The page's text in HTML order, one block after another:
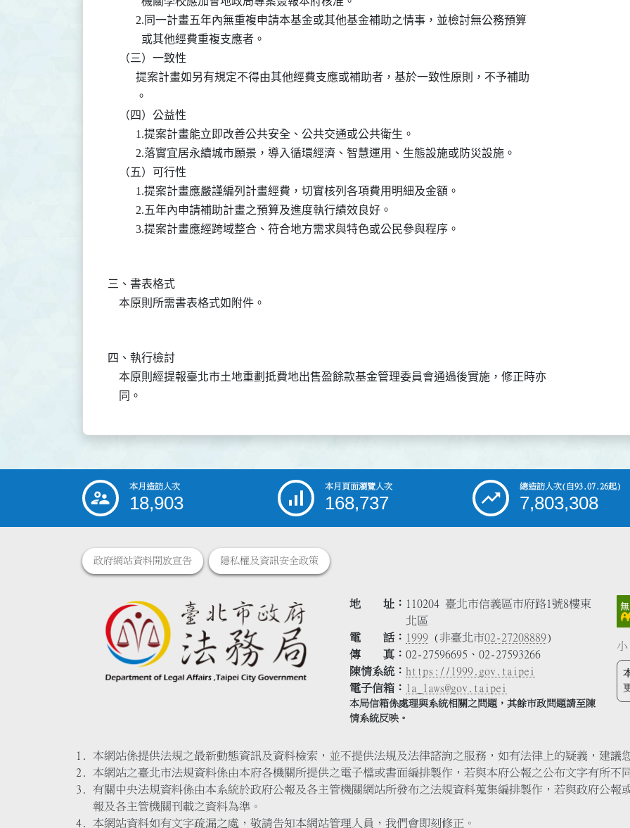
          2.同一計畫五年內無重複申請本基金或其他基金補助之情事，並檢討無公務預算
            或其他經費重複支應者。
    （三）一致性
          提案計畫如另有規定不得由其他經費支應或補助者，基於一致性原則，不予補助
          。
    （四）公益性
          1.提案計畫能立即改善公共安全、公共交通或公共衛生。
          2.落實宜居永續城市願景，導入循環經濟、智慧運用、生態設施或防災設施。
    （五）可行性
          1.提案計畫應嚴謹編列計畫經費，切實核列各項費用明細及金額。
          2.五年內申請補助計畫之預算及進度執行績效良好。
三、書表格式
四、執行檢討
    本原則經提報臺北市土地重劃抵費地出售盈餘款基金管理委員會通過後實施，修正時亦
::: 本月造訪人次
18,903
本月頁面瀏覽人次
168,737
總造訪人次(自93.07.26起)
7,803,308
政府網站資料開放宣告 隱私權及資訊安全政策
地 址
110204 臺北市信義區市府路1號8樓東
北區
電 話
1999 (非臺北市02-27208889)
傳 真
02-27596695、02-27593266
陳情系統
https://1999.gov.taipei
電子信箱
la_laws@gov.taipei
本局信箱係處理與系統相關之問題，其餘市政問題請至陳
情系統反映。
小
本網站係提供法規之最新動態資訊及資料檢索，並不提供法規及法律諮詢之服務，如有法律上的疑義，建議
本網站之臺北市法規資料係由本府各機關所提供之電子檔或書面編排製作，若與本府公報之公布文字有所不
有關中央法規資料係由本系統於政府公報及各主管機關網站所發布之法規資料蒐集編排製作，若與政府公報
報及各主管機關刊載之資料為準。
本網站資料如有文字疏漏之處，敬請告知本網站管理人員，我們會即刻修正。